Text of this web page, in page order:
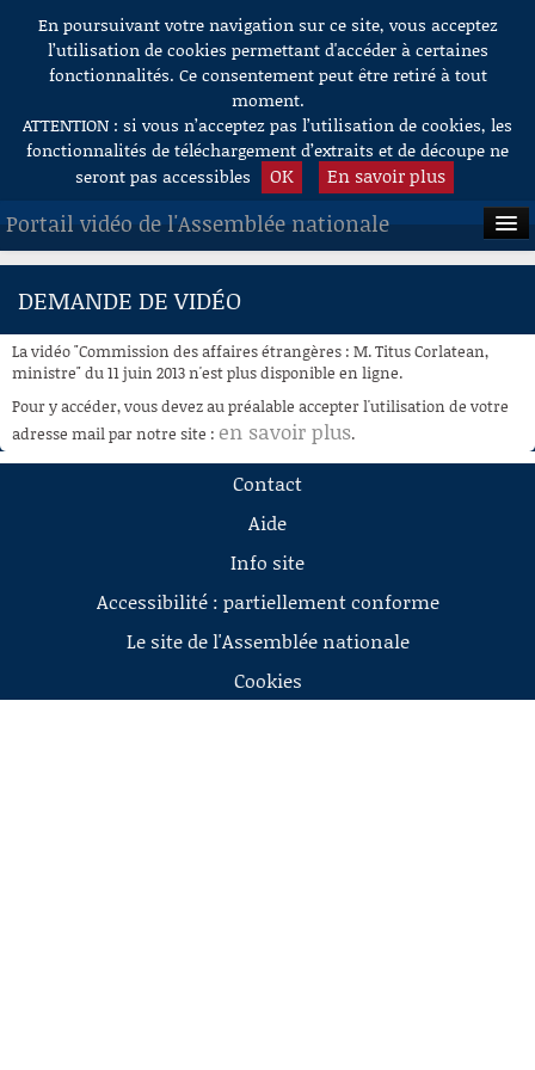
Aller au contenu
En poursuivant votre navigation sur ce site, vous acceptez
l’utilisation de cookies permettant d'accéder à certaines
fonctionnalités. Ce consentement peut être retiré à tout
moment.
ATTENTION : si vous n’acceptez pas l’utilisation de cookies, les
fonctionnalités de téléchargement d’extraits et de découpe ne
seront pas accessibles
OK En savoir plus
Portail vidéo de l'Assemblée nationale
ACCUEIL
À LA DEMANDE
RECHERCHE
AIDE À LA DÉCOUPE
DEMANDE DE VIDÉO
La vidéo "Commission des affaires étrangères : M. Titus Corlatean,
ministre" du 11 juin 2013 n'est plus disponible en ligne.
Pour y accéder, vous devez au préalable accepter l'utilisation de votre
adresse mail par notre site : en savoir plus.
Contact
Aide
Info site
Accessibilité : partiellement conforme
Le site de l'Assemblée nationale
Cookies